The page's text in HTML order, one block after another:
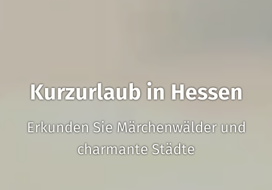
Kurzurlaub in Hessen
Erkunden Sie Märchenwälder und
charmante Städte